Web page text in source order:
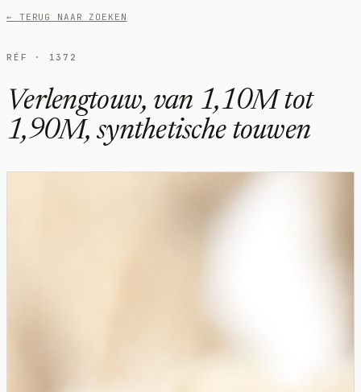
← TERUG NAAR ZOEKEN
RÉF · 1372
Verlengtouw, van 1,10M tot
1,90M, synthetische touwen